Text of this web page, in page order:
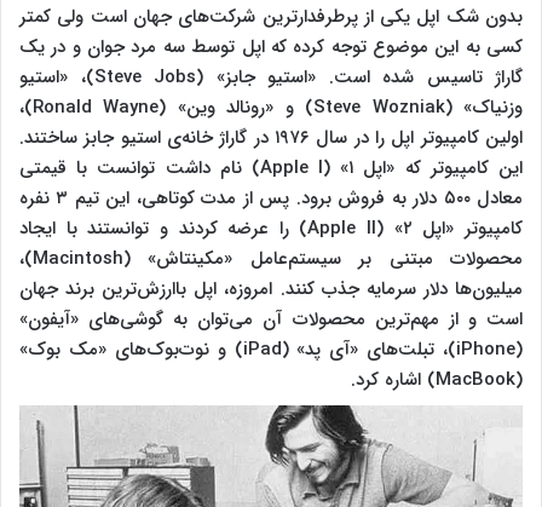
بدون شک اپل یکی از پرطرفدارترین شرکت‌های جهان است ولی کمتر
کسی به این موضوع توجه کرده که اپل توسط سه مرد جوان و در یک
گاراژ تاسیس شده است. «استیو جابز» (Steve Jobs)، «استیو
وزنیاک» (Steve Wozniak) و «رونالد وین» (Ronald Wayne)،
اولین کامپیوتر اپل را در سال ۱۹۷۶ در گاراژ خانه‌ی استیو جابز ساختند.
این کامپیوتر که «اپل ۱» (Apple I) نام داشت توانست با قیمتی
معادل ۵۰۰ دلار به فروش برود. پس از مدت کوتاهی، این تیم ۳ نفره
کامپیوتر «اپل ۲» (Apple II) را عرضه کردند و توانستند با ایجاد
محصولات مبتنی بر سیستم‌عامل «مکینتاش» (Macintosh)،
میلیون‌ها دلار سرمایه جذب کنند. امروزه، اپل باارزش‌ترین برند جهان
است و از مهم‌ترین محصولات آن می‌توان به گوشی‌های «آیفون»
(iPhone)، تبلت‌های «آی پد» (iPad) و نوت‌بوک‌های «مک بوک»
(MacBook) اشاره کرد.